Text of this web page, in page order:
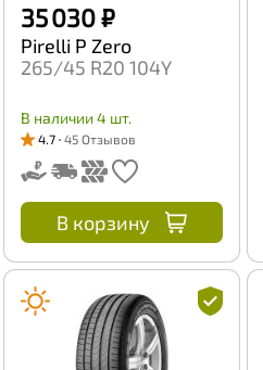
35 030 ₽
Pirelli P Zero
265/45 R20 104Y
В наличии 4 шт.
4.7 45 Отзывов
В корзину